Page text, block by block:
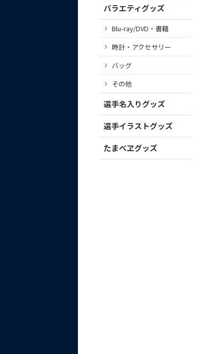
バラエティグッズ
Blu-ray/DVD・書籍
時計・アクセサリー
バッグ
その他
選手名入りグッズ
選手イラストグッズ
たまべヱグッズ